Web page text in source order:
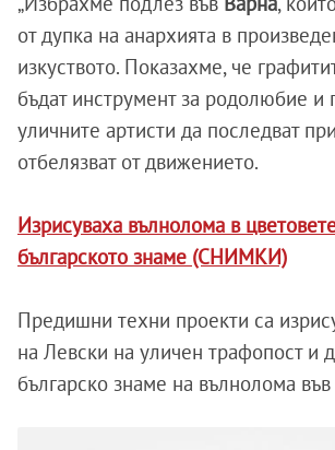
от дупка на анархията в
изкуството. Показахме, че
бъдат инструмент за родолюбие и
уличните артисти да последват
отбелязват от движението.
Изрисуваха вълнолома в
българското знаме (СНИМКИ)
Предишни техни проекти са
на Левски на уличен трафопост и
българско знаме на вълнолома